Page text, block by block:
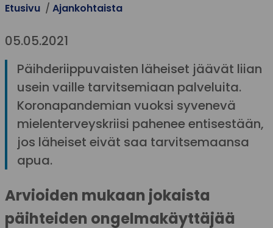
Etusivu Ajankohtaista
05.05.2021
Päihderiippuvaisten läheiset jäävät liian
usein vaille tarvitsemiaan palveluita.
Koronapandemian vuoksi syvenevä
mielenterveyskriisi pahenee entisestään,
jos läheiset eivät saa tarvitsemaansa
apua.
Arvioiden mukaan jokaista
päihteiden ongelmakäyttäjää